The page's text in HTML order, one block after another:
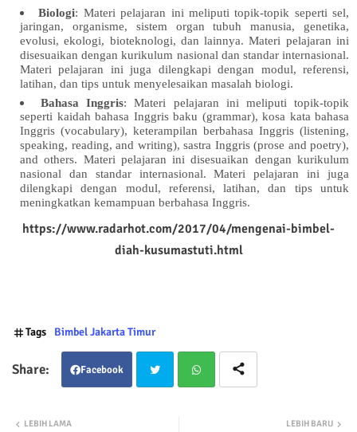
Biologi: Materi pelajaran ini meliputi topik-topik seperti sel,
jaringan, organisme, sistem organ tubuh manusia, genetika,
evolusi, ekologi, bioteknologi, dan lainnya. Materi pelajaran ini
disesuaikan dengan kurikulum nasional dan standar internasional.
Materi pelajaran ini juga dilengkapi dengan modul, referensi,
latihan, dan tips untuk menyelesaikan masalah biologi.
Bahasa Inggris: Materi pelajaran ini meliputi topik-topik
seperti kaidah bahasa Inggris baku (grammar), kosa kata bahasa
Inggris (vocabulary), keterampilan berbahasa Inggris (listening,
speaking, reading, and writing), sastra Inggris (prose and poetry),
and others. Materi pelajaran ini disesuaikan dengan kurikulum
nasional dan standar internasional. Materi pelajaran ini juga
dilengkapi dengan modul, referensi, latihan, dan tips untuk
meningkatkan kemampuan berbahasa Inggris.
https://www.radarhot.com/2017/04/mengenai-bimbel-
diah-kusumastuti.html
Tags Bimbel Jakarta Timur
Facebook
LEBIH BARU
LEBIH LAMA